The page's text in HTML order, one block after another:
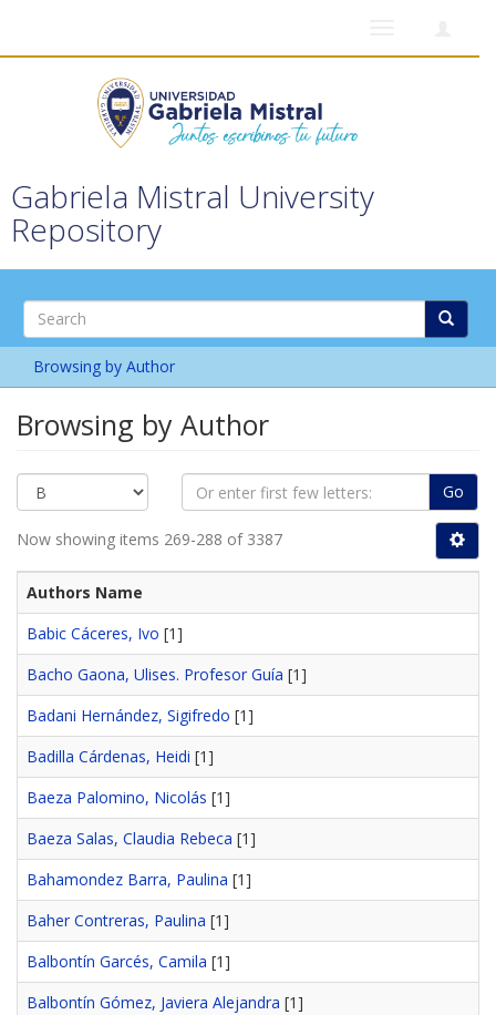
Gabriela Mistral University
Repository
Browsing by Author
Browsing by Author
Go
Now showing items 269-288 of 3387
Authors Name
Babic Cáceres, Ivo [1]
Bacho Gaona, Ulises. Profesor Guía [1]
Badani Hernández, Sigifredo [1]
Badilla Cárdenas, Heidi [1]
Baeza Palomino, Nicolás [1]
Baeza Salas, Claudia Rebeca [1]
Bahamondez Barra, Paulina [1]
Baher Contreras, Paulina [1]
Balbontín Garcés, Camila [1]
Balbontín Gómez, Javiera Alejandra [1]